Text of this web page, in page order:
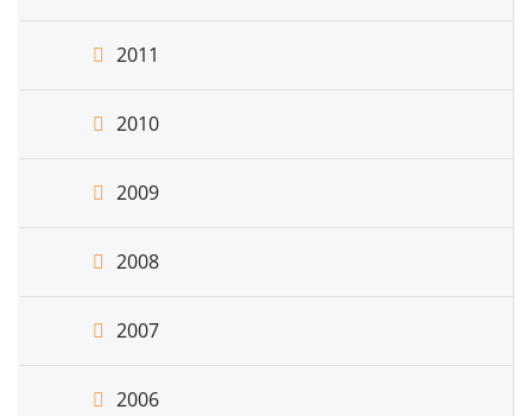
2011
2010
2009
2008
2007
2006